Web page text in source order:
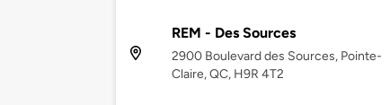
REM - Des Sources
2900 Boulevard des Sources, Pointe-
Claire, QC, H9R 4T2